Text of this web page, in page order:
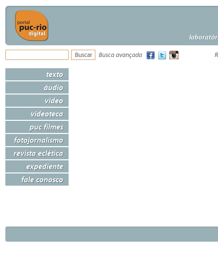
Busca avançada
texto
áudio
vídeo
videoteca
puc filmes
fotojornalismo
revista eclética
expediente
fale conosco